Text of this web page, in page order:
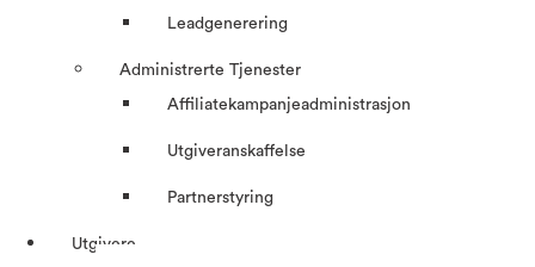
Leadgenerering
Administrerte Tjenester
Affiliatekampanjeadministrasjon
Utgiveranskaffelse
Partnerstyring
Utgivere